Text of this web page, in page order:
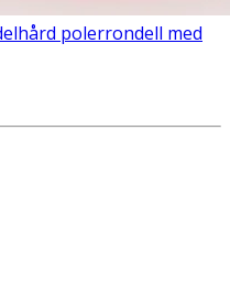
polerrondell med